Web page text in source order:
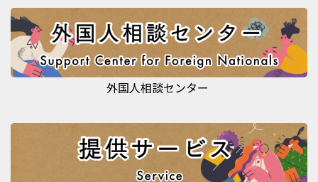
外国人相談センター